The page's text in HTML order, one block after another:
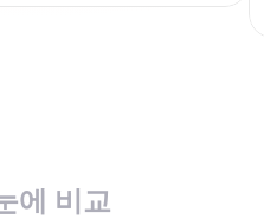
에 비교